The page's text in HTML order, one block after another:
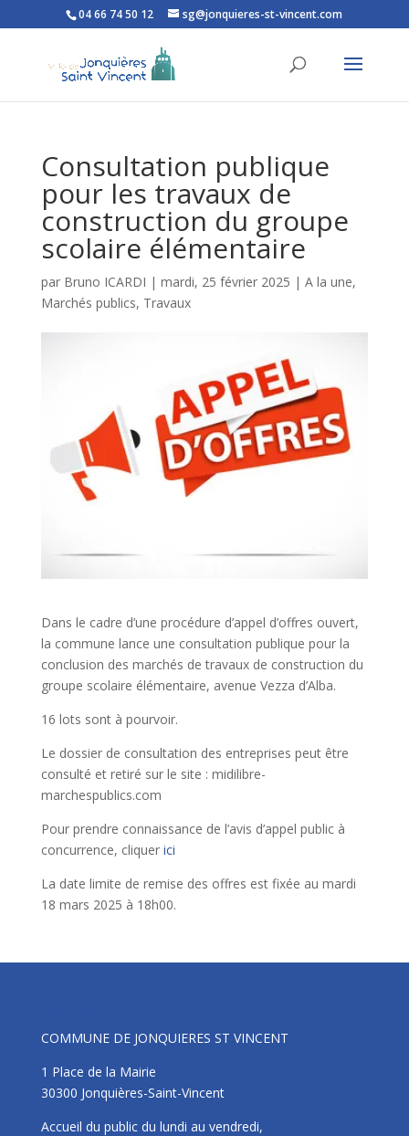
Ouvrir la barre d’outils
04 66 74 50 12 sg@jonquieres-st-vincent.com
Consultation publique
pour les travaux de
construction du groupe
scolaire élémentaire
par Bruno ICARDI | mardi, 25 février 2025 | A la une,
Marchés publics, Travaux
Dans le cadre d’une procédure d’appel d’offres ouvert,
la commune lance une consultation publique pour la
conclusion des marchés de travaux de construction du
groupe scolaire élémentaire, avenue Vezza d’Alba.
16 lots sont à pourvoir.
Le dossier de consultation des entreprises peut être
consulté et retiré sur le site : midilibre-
marchespublics.com
Pour prendre connaissance de l’avis d’appel public à
concurrence, cliquer ici
La date limite de remise des offres est fixée au mardi
18 mars 2025 à 18h00.
COMMUNE DE JONQUIERES ST VINCENT
1 Place de la Mairie
30300 Jonquières-Saint-Vincent
Accueil du public du lundi au vendredi,